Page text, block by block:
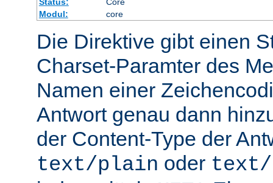
Modul:
core
Die Direktive gibt einen
Charset-Paramter des
Namen einer
Antwort genau dann
der Content-Type der
text/plain oder text/